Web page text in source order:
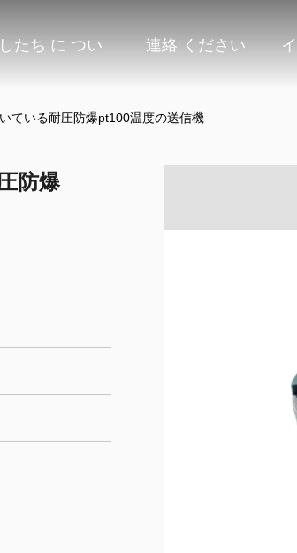
たち に つい 連絡 ください
ている耐圧防爆pt100温度の送信機
防爆